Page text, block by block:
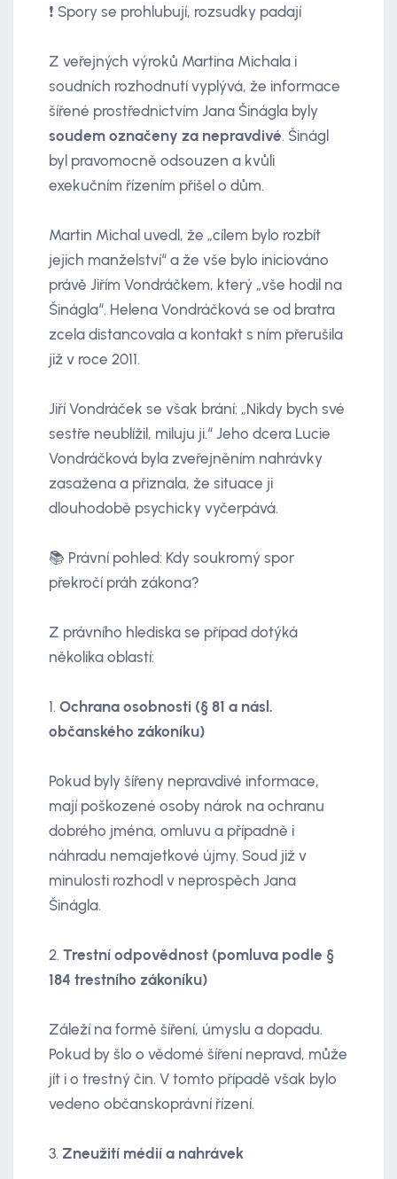
❗ Spory se prohlubují, rozsudky padají
Z veřejných výroků Martina Michala i
soudních rozhodnutí vyplývá, že informace
šířené prostřednictvím Jana Šinágla byly
soudem označeny za nepravdivé. Šinágl
byl pravomocně odsouzen a kvůli
exekučním řízením přišel o dům.
Martin Michal uvedl, že „cílem bylo rozbít
jejich manželství“ a že vše bylo iniciováno
právě Jiřím Vondráčkem, který „vše hodil na
Šinágla“. Helena Vondráčková se od bratra
zcela distancovala a kontakt s ním přerušila
již v roce 2011.
Jiří Vondráček se však brání: „Nikdy bych své
sestře neublížil, miluju ji.“ Jeho dcera Lucie
Vondráčková byla zveřejněním nahrávky
zasažena a přiznala, že situace ji
dlouhodobě psychicky vyčerpává.
📚 Právní pohled: Kdy soukromý spor
překročí práh zákona?
Z právního hlediska se případ dotýká
několika oblastí:
1. Ochrana osobnosti (§ 81 a násl.
občanského zákoníku)
Pokud byly šířeny nepravdivé informace,
mají poškozené osoby nárok na ochranu
dobrého jména, omluvu a případně i
náhradu nemajetkové újmy. Soud již v
minulosti rozhodl v neprospěch Jana
Šinágla.
2. Trestní odpovědnost (pomluva podle §
184 trestního zákoníku)
Záleží na formě šíření, úmyslu a dopadu.
Pokud by šlo o vědomé šíření nepravd, může
jít i o trestný čin. V tomto případě však bylo
vedeno občanskoprávní řízení.
3. Zneužití médií a nahrávek